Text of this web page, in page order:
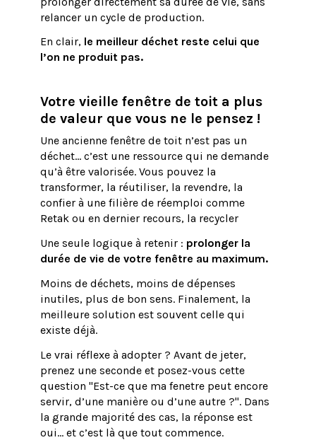
relancer un cycle de production.
En clair, le meilleur déchet reste celui que
l’on ne produit pas.
Votre vieille fenêtre de toit a plus
de valeur que vous ne le pensez !
Une ancienne fenêtre de toit n’est pas un
déchet… c’est une ressource qui ne demande
qu’à être valorisée. Vous pouvez la
transformer, la réutiliser, la revendre, la
confier à une filière de réemploi comme
Retak ou en dernier recours, la recycler
Une seule logique à retenir : prolonger la
durée de vie de votre fenêtre au maximum.
Moins de déchets, moins de dépenses
inutiles, plus de bon sens. Finalement, la
meilleure solution est souvent celle qui
existe déjà.
Le vrai réflexe à adopter ? Avant de jeter,
prenez une seconde et posez-vous cette
question "Est-ce que ma fenetre peut encore
servir, d’une manière ou d’une autre ?". Dans
la grande majorité des cas, la réponse est
oui… et c’est là que tout commence.